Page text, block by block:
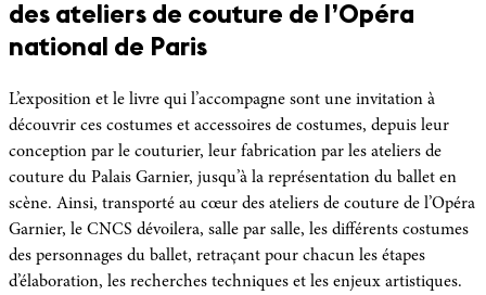
des ateliers de couture de l’Opéra
national de Paris
L’exposition et le livre qui l’accompagne sont une invitation à
découvrir ces costumes et accessoires de costumes, depuis leur
conception par le couturier, leur fabrication par les ateliers de
couture du Palais Garnier, jusqu’à la représentation du ballet en
scène. Ainsi, transporté au cœur des ateliers de couture de l’Opéra
Garnier, le CNCS dévoilera, salle par salle, les différents costumes
des personnages du ballet, retraçant pour chacun les étapes
d’élaboration, les recherches techniques et les enjeux artistiques.